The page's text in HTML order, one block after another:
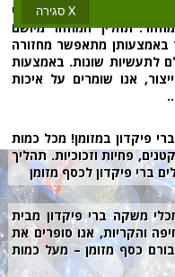
X סגירה
אשר חרט על דגלו את ערכי
תהליך המחזור מיושם
מתאפשר מחזורה
לתעשיות שונות. באמצעות
אנו שומרים על איכות
פיקדון במזומן! מכל כמות
פחיות וזכוכיות. תהליך
ברי פיקדון לכסף מזומן
משקה ברי פיקדון מבית
והקריות, אנו סופרים את
כסף מזומן – מעל כמות